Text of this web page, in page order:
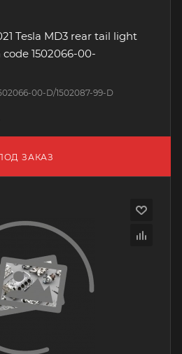
Tesla MD3 rear tail light
1502066-00-
00-D/1502087-99-D
ЗАКАЗ